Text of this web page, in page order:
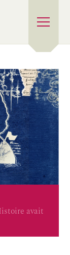
avait